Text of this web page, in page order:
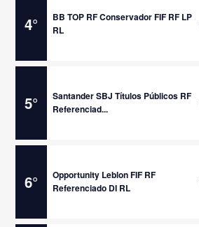
4°
BB TOP RF Conservador FIF RF LP
RL
5°
Santander SBJ Títulos Públicos RF
Referenciad...
6°
Opportunity Leblon FIF RF
Referenciado DI RL